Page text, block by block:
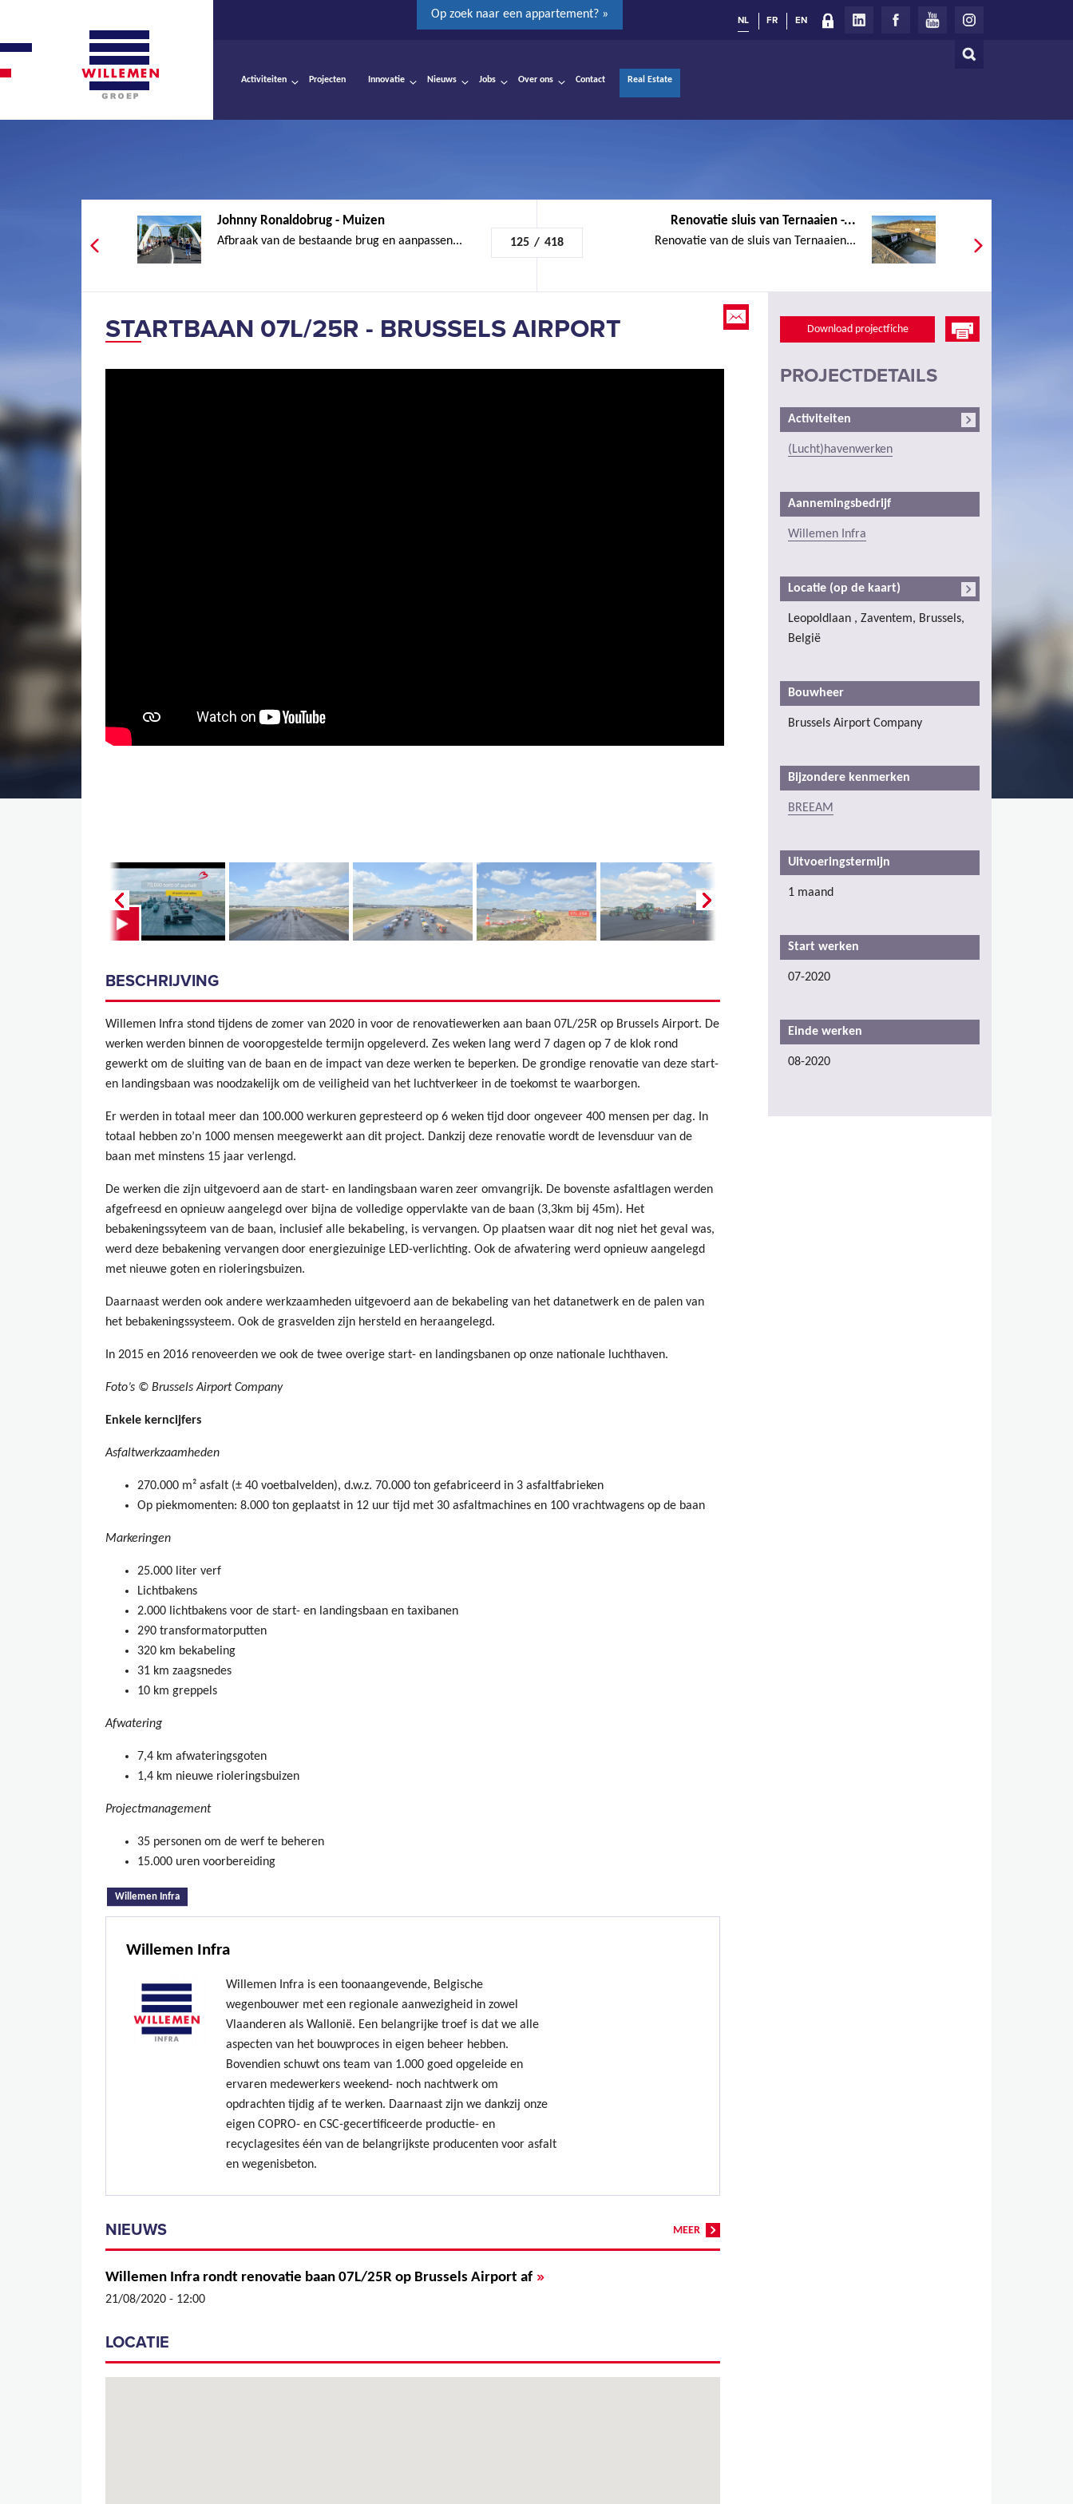
Op zoek naar een appartement? »
Zoeken
NL FR EN
Activiteiten Projecten Innovatie Nieuws Jobs Over ons Contact Real Estate
Johnny Ronaldobrug - Muizen
Afbraak van de bestaande brug en aanpassen... 125 / 418
Renovatie sluis van Ternaaien -...
Renovatie van de sluis van Ternaaien...
STARTBAAN 07L/25R - BRUSSELS AIRPORT
BESCHRIJVING
Willemen Infra stond tijdens de zomer van 2020 in voor de renovatiewerken aan baan 07L/25R op Brussels Airport. De
werken werden binnen de vooropgestelde termijn opgeleverd. Zes weken lang werd 7 dagen op 7 de klok rond
gewerkt om de sluiting van de baan en de impact van deze werken te beperken. De grondige renovatie van deze start-
en landingsbaan was noodzakelijk om de veiligheid van het luchtverkeer in de toekomst te waarborgen.
Er werden in totaal meer dan 100.000 werkuren gepresteerd op 6 weken tijd door ongeveer 400 mensen per dag. In
totaal hebben zo’n 1000 mensen meegewerkt aan dit project. Dankzij deze renovatie wordt de levensduur van de
baan met minstens 15 jaar verlengd.
De werken die zijn uitgevoerd aan de start- en landingsbaan waren zeer omvangrijk. De bovenste asfaltlagen werden
afgefreesd en opnieuw aangelegd over bijna de volledige oppervlakte van de baan (3,3km bij 45m). Het
bebakeningssyteem van de baan, inclusief alle bekabeling, is vervangen. Op plaatsen waar dit nog niet het geval was,
werd deze bebakening vervangen door energiezuinige LED-verlichting. Ook de afwatering werd opnieuw aangelegd
met nieuwe goten en rioleringsbuizen.
Daarnaast werden ook andere werkzaamheden uitgevoerd aan de bekabeling van het datanetwerk en de palen van
het bebakeningssysteem. Ook de grasvelden zijn hersteld en heraangelegd.
In 2015 en 2016 renoveerden we ook de twee overige start- en landingsbanen op onze nationale luchthaven.
Foto’s © Brussels Airport Company
Enkele kerncijfers
Asfaltwerkzaamheden
270.000 m² asfalt (± 40 voetbalvelden), d.w.z. 70.000 ton gefabriceerd in 3 asfaltfabrieken
Op piekmomenten: 8.000 ton geplaatst in 12 uur tijd met 30 asfaltmachines en 100 vrachtwagens op de baan
Markeringen
25.000 liter verf
Lichtbakens
2.000 lichtbakens voor de start- en landingsbaan en taxibanen
290 transformatorputten
320 km bekabeling
31 km zaagsnedes
10 km greppels
Afwatering
7,4 km afwateringsgoten
1,4 km nieuwe rioleringsbuizen
Projectmanagement
35 personen om de werf te beheren
15.000 uren voorbereiding
Willemen Infra
Willemen Infra
Willemen Infra is een toonaangevende, Belgische
wegenbouwer met een regionale aanwezigheid in zowel
Vlaanderen als Wallonië. Een belangrijke troef is dat we alle
aspecten van het bouwproces in eigen beheer hebben.
Bovendien schuwt ons team van 1.000 goed opgeleide en
ervaren medewerkers weekend- noch nachtwerk om
opdrachten tijdig af te werken. Daarnaast zijn we dankzij onze
eigen COPRO- en CSC-gecertificeerde productie- en
recyclagesites één van de belangrijkste producenten voor asfalt
en wegenisbeton.
MEER
NIEUWS
Willemen Infra rondt renovatie baan 07L/25R op Brussels Airport af »
21/08/2020 - 12:00
LOCATIE
Download projectfiche
PROJECTDETAILS
Activiteiten
(Lucht)havenwerken
Aannemingsbedrijf
Willemen Infra
Locatie (op de kaart)
Leopoldlaan , Zaventem, Brussels,
België
Bouwheer
Brussels Airport Company
Bijzondere kenmerken
BREEAM
Uitvoeringstermijn
1 maand
Start werken
07-2020
Einde werken
08-2020